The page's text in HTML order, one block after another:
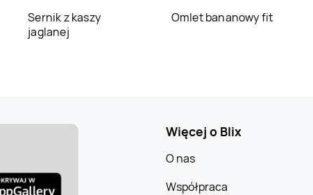
Sernik z kaszy
jaglanej
Omlet bananowy fit
Więcej o Blix
O nas
Współpraca